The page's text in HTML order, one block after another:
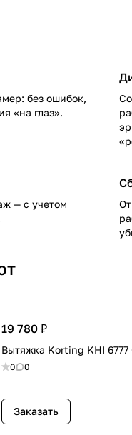
без ошибок,
«на глаз».
— с учетом
19 780 ₽
Вытяжка Korting KHI 6777
0 0
Заказать